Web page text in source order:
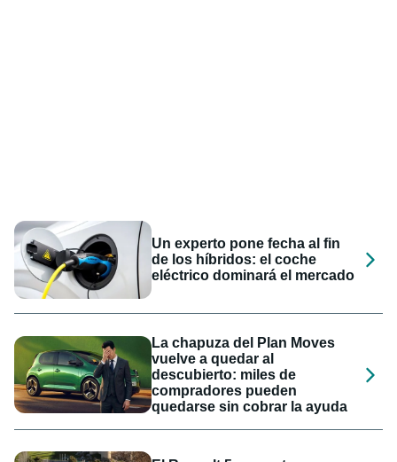
Un experto pone fecha al fin
de los híbridos: el coche
eléctrico dominará el mercado
La chapuza del Plan Moves
vuelve a quedar al
descubierto: miles de
compradores pueden
quedarse sin cobrar la ayuda